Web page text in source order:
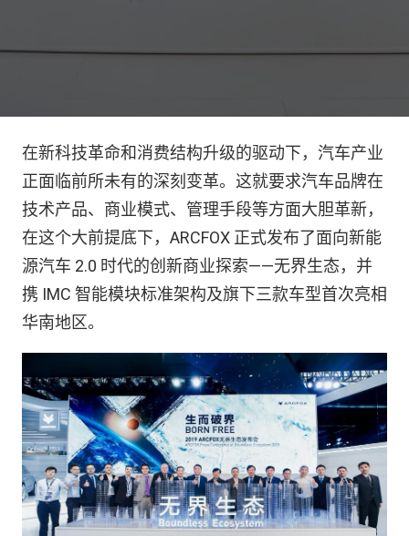
在新科技革命和消费结构升级的驱动下，汽车产业
正面临前所未有的深刻变革。这就要求汽车品牌在
技术产品、商业模式、管理手段等方面大胆革新，
在这个大前提底下，ARCFOX 正式发布了面向新能
源汽车 2.0 时代的创新商业探索——无界生态，并
携 IMC 智能模块标准架构及旗下三款车型首次亮相
华南地区。